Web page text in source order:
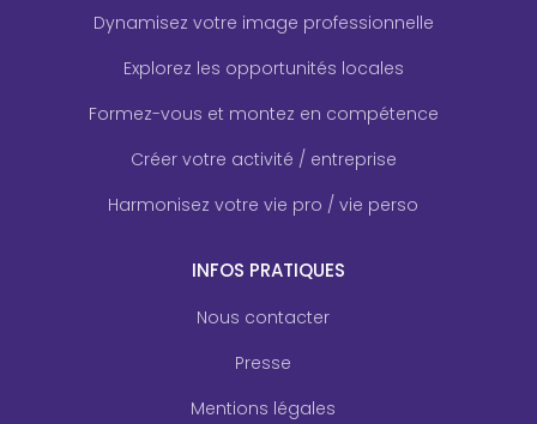
Dynamisez votre image professionnelle
Explorez les opportunités locales
Formez-vous et montez en compétence
Créer votre activité / entreprise
Harmonisez votre vie pro / vie perso
INFOS PRATIQUES
Nous contacter
Presse
Mentions légales